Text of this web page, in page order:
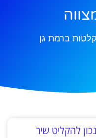
ברמת גן
להקליט שיר